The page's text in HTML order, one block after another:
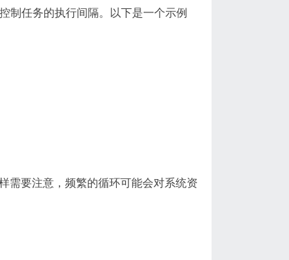
制任务的执行间隔。以下是一个示例
需要注意，频繁的循环可能会对系统资